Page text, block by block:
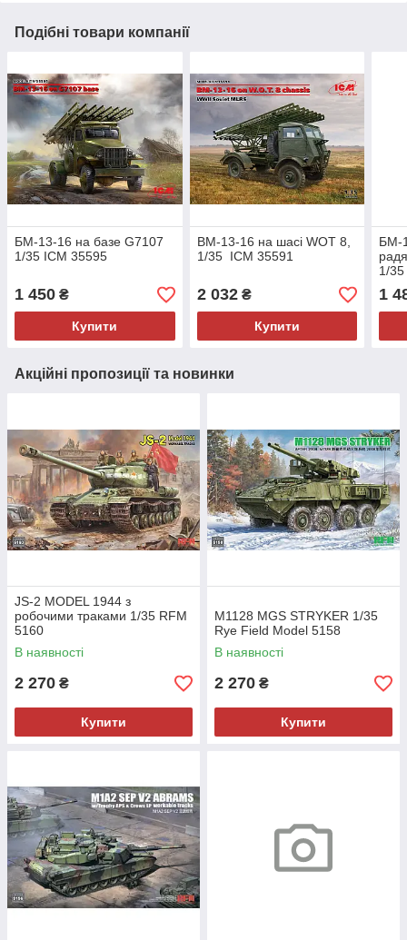
Подібні товари компанії
БМ-13-16 на базе G7107
1/35 ICM 35595
1 450 ₴
Купити
BM-13-16 на шасі WOT 8,
1/35 ICM 35591
2 032₴
Купити
БМ-
1/
1
Акційні пропозиції та новинки
JS-2 MODEL 1944 з
робочими траками 1/35 RFM
5160
В наявності
2 270 ₴
Купити
M1128 MGS STRYKER 1/35
Rye Field Model 5158
В наявності
2 270 ₴
Купити